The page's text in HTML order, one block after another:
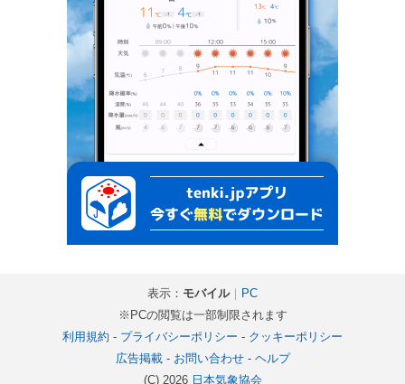
表示： モバイル｜ PC
※PCの閲覧は一部制限されます
利用規約 - プライバシーポリシー - クッキーポリシー
広告掲載- お問い合わせ- ヘルプ
(C) 2026 日本気象協会